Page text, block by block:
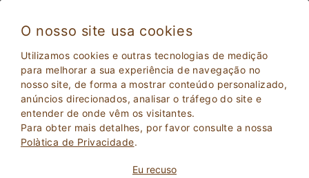
O nosso site usa cookies
Utilizamos cookies e outras tecnologias de medição
para melhorar a sua experiência de navegação no
nosso site, de forma a mostrar conteúdo personalizado,
anúncios direcionados, analisar o tráfego do site e
entender de onde vêm os visitantes.
Para obter mais detalhes, por favor consulte a nossa
Polà­tica de Privacidade.
Eu recuso
ESTÁ CANSADO DE PROCURAR?
Está cansado de procurar? Facilite, anote aqui as
suas preferências e receba ofertas personalizadas
dos nossos imóveis!